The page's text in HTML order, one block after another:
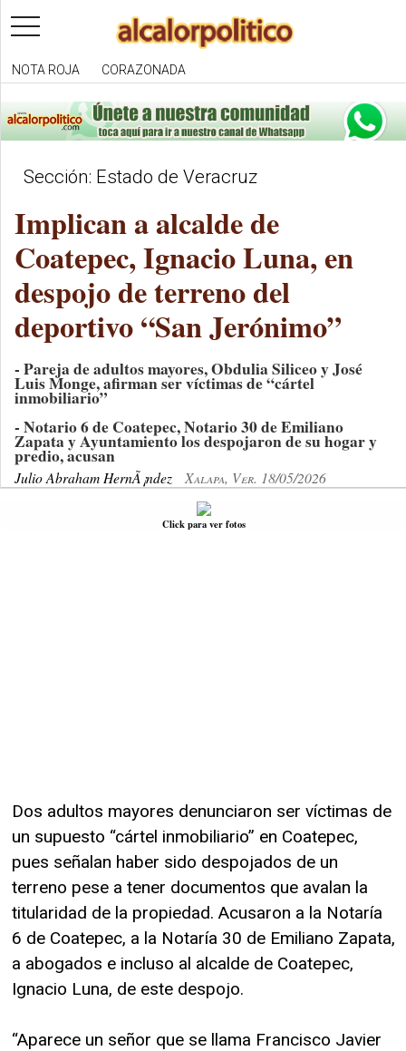
toggle
navigation
NOTA ROJA CORAZONADA
Sección: Estado de Veracruz
Implican a alcalde de
Coatepec, Ignacio Luna, en
despojo de terreno del
deportivo “San Jerónimo”
- Pareja de adultos mayores, Obdulia Siliceo y José
Luis Monge, afirman ser víctimas de “cártel
inmobiliario”
- Notario 6 de Coatepec, Notario 30 de Emiliano
Zapata y Ayuntamiento los despojaron de su hogar y
predio, acusan
Julio Abraham HernÃ¡ndez Xalapa, Ver. 18/05/2026
Click para ver fotos
Dos adultos mayores denunciaron ser víctimas de
un supuesto “cártel inmobiliario” en Coatepec,
pues señalan haber sido despojados de un
terreno pese a tener documentos que avalan la
titularidad de la propiedad. Acusaron a la Notaría
6 de Coatepec, a la Notaría 30 de Emiliano Zapata,
a abogados e incluso al alcalde de Coatepec,
Ignacio Luna, de este despojo.
“Aparece un señor que se llama Francisco Javier